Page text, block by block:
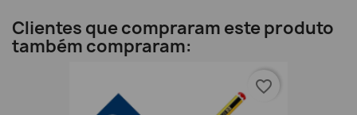
Clientes que compraram este produto
também compraram:
favorite_border